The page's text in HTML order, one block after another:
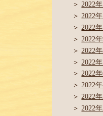
2022年
2022年
2022年
2022年
2022
2022
2022年
2022年
2022年
2022年